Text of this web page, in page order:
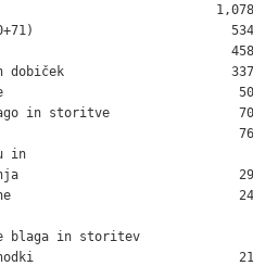
in dobiček
in storitve
in
blaga in storitev